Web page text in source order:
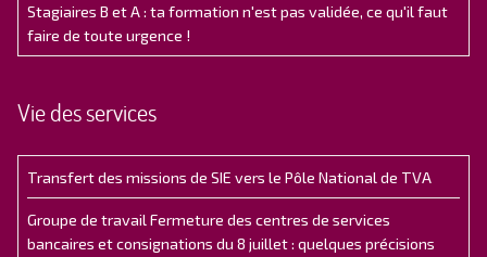
Stagiaires B et A : ta formation n'est pas validée, ce qu'il faut
faire de toute urgence !
Vie des services
Transfert des missions de SIE vers le Pôle National de TVA
Groupe de travail Fermeture des centres de services
bancaires et consignations du 8 juillet : quelques précisions